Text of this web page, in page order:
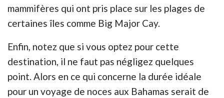
mammifères qui ont pris place sur les plages de
certaines îles comme Big Major Cay.
Enfin, notez que si vous optez pour cette
destination, il ne faut pas négligez quelques
point. Alors en ce qui concerne la durée idéale
pour un voyage de noces aux Bahamas serait de